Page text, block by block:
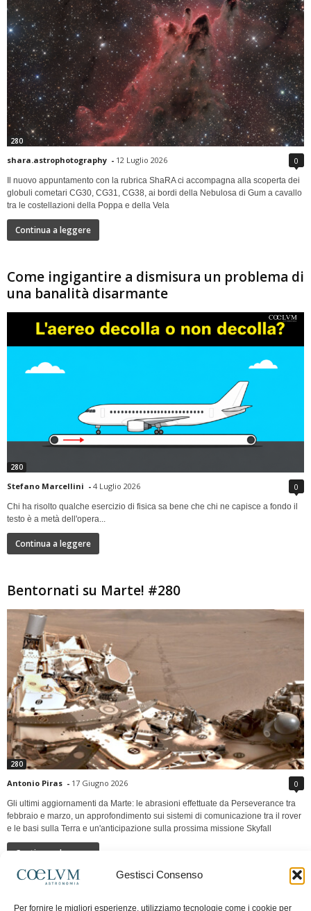
Gestisci Consenso
Per fornire le migliori esperienze, utilizziamo tecnologie come i cookie per
280
shara.astrophotography - 12 Luglio 2026 0
Il nuovo appuntamento con la rubrica ShaRA ci accompagna alla scoperta dei
globuli cometari CG30, CG31, CG38, ai bordi della Nebulosa di Gum a cavallo
tra le costellazioni della Poppa e della Vela
Continua a leggere
Come ingigantire a dismisura un problema di
una banalità disarmante
280
Stefano Marcellini - 4 Luglio 2026 0
Chi ha risolto qualche esercizio di fisica sa bene che chi ne capisce a fondo il
testo è a metà dell'opera...
Continua a leggere
Bentornati su Marte! #280
280
Antonio Piras - 17 Giugno 2026 0
Gli ultimi aggiornamenti da Marte: le abrasioni effettuate da Perseverance tra
febbraio e marzo, un approfondimento sui sistemi di comunicazione tra il rover
e le basi sulla Terra e un'anticipazione sulla prossima missione Skyfall
Continua a leggere